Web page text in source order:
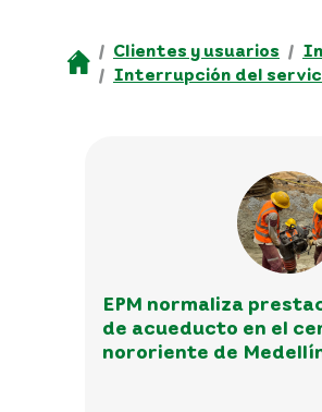
Clientes y usuarios
Interrupción del
EPM normaliza
de acueducto en el
nororiente de